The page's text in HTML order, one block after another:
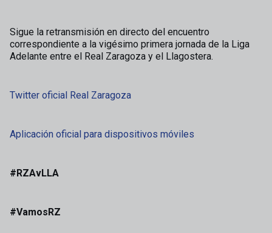
Sigue la retransmisión en directo del encuentro
correspondiente a la vigésimo primera jornada de la Liga
Adelante entre el Real Zaragoza y el Llagostera.
Twitter oficial Real Zaragoza
Aplicación oficial para dispositivos móviles
#RZAvLLA
#VamosRZ